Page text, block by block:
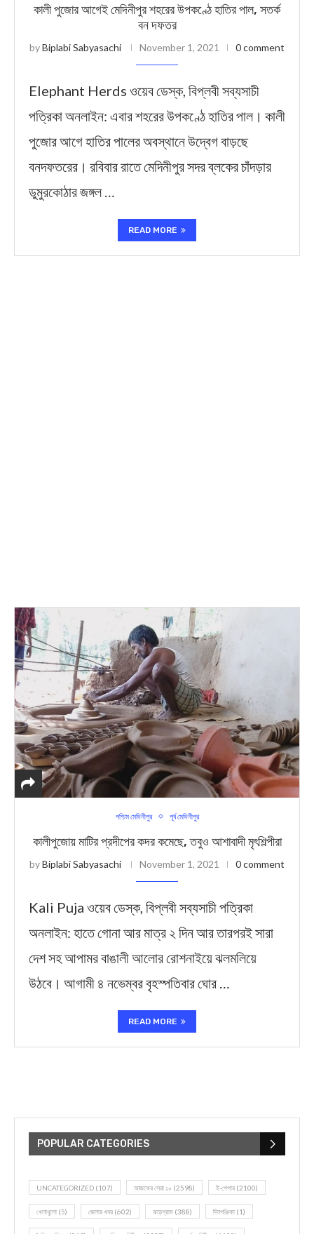
কালী পুজোর আগেই মেদিনীপুর শহরের উপকণ্ঠে হাতির পাল, সতর্ক
বন দফতর
byBiplabi Sabyasachi November 1, 2021 0 comment
Elephant Herds ওয়েব ডেস্ক, বিপ্লবী সব্যসাচী
পত্রিকা অনলাইন: এবার শহরের উপকণ্ঠে হাতির পাল। কালী
পুজোর আগে হাতির পালের অবস্থানে উদ্বেগ বাড়ছে
বনদফতরের। রবিবার রাতে মেদিনীপুর সদর ব্লকের চাঁদড়ার
ডুমুরকোঠার জঙ্গল …
READ MORE
পশ্চিম মেদিনীপুর পূর্ব মেদিনীপুর
কালীপুজোয় মাটির প্রদীপের কদর কমেছে, তবুও আশাবাদী মৃৎশিল্পীরা
byBiplabi Sabyasachi November 1, 2021 0 comment
Kali Puja ওয়েব ডেস্ক, বিপ্লবী সব্যসাচী পত্রিকা
অনলাইন: হাতে গোনা আর মাত্র ২ দিন আর তারপরই সারা
দেশ সহ আপামর বাঙালী আলোর রোশনাইয়ে ঝলমলিয়ে
উঠবে। আগামী ৪ নভেম্বর বৃহস্পতিবার ঘোর …
READ MORE
POPULAR CATEGORIES
UNCATEGORIZED (107) আজকের সেরা ১০ (2598) ই-পেপার (2100)
খেলাধূলো (5) জেলার খবর (602) ঝাড়গ্রাম (388) দিনপঞ্জিকা (1)